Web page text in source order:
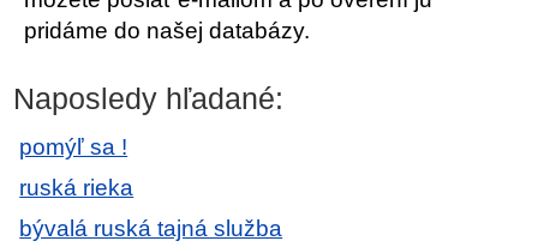
pridáme do našej databázy.
Naposledy hľadané:
pomýľ sa !
ruská rieka
bývalá ruská tajná služba